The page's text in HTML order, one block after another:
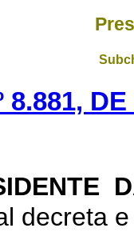
8.881,
decreta